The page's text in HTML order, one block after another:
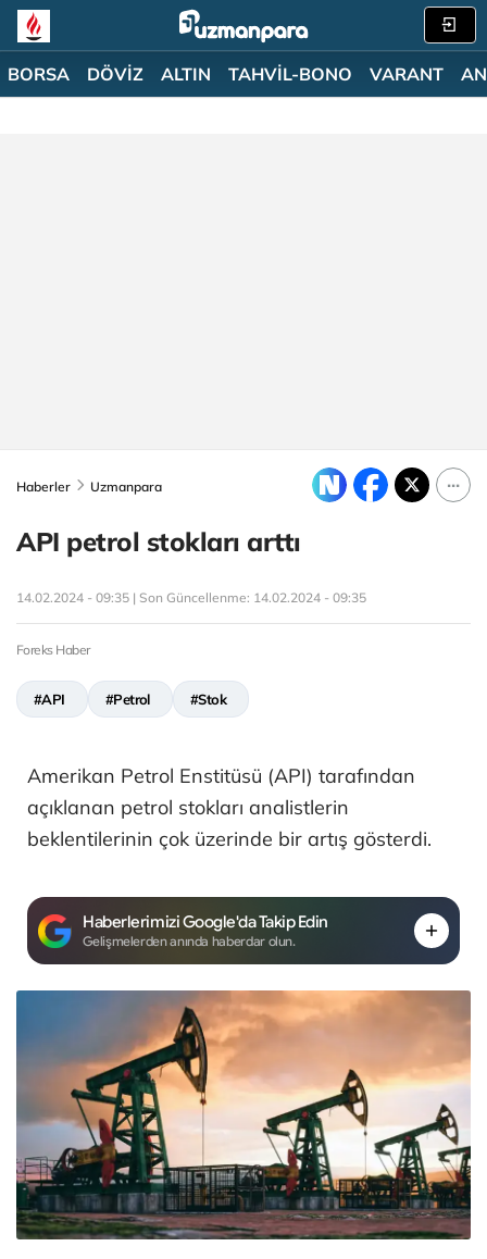
BORSA DÖVİZ ALTIN TAHVİL-BONO VARANT
Haberler Uzmanpara
API petrol stokları arttı
14.02.2024 - 09:35 | Son Güncellenme: 14.02.2024 - 09:35
Foreks Haber
#API #Petrol #Stok
Amerikan Petrol Enstitüsü (API) tarafından
açıklanan petrol stokları analistlerin
beklentilerinin çok üzerinde bir artış gösterdi.
Haberlerimizi Google'da Takip Edin
Gelişmelerden anında haberdar olun.